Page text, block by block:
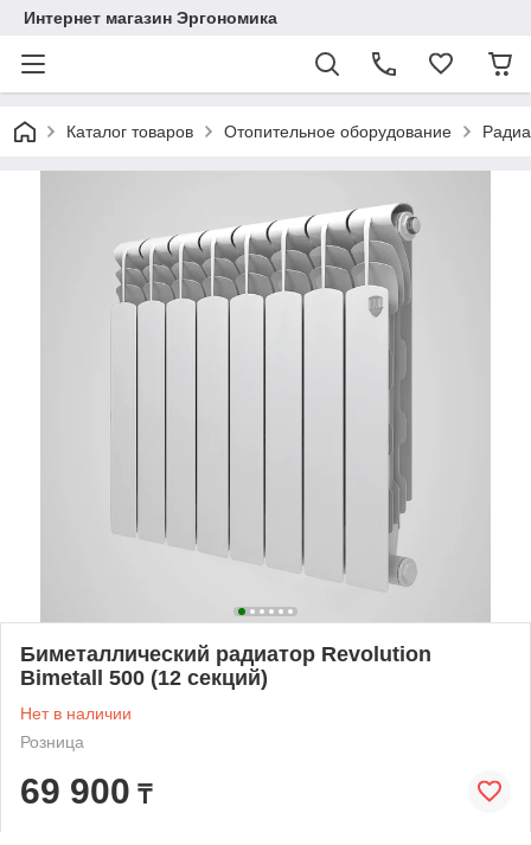
Интернет магазин Эргономика
Каталог товаров Отопительное оборудование
Биметаллический радиатор Revolution
Bimetall 500 (12 секций)
Нет в наличии
Розница
69 900 ₸